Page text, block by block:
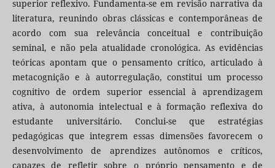
superior reflexivo. Fundamenta-se em revisão narrativa da
literatura, reunindo obras clássicas e contemporâneas de
acordo com sua relevância conceitual e contribuição
seminal, e não pela atualidade cronológica. As evidências
teóricas apontam que o pensamento crítico, articulado à
metacognição e à autorregulação, constitui um processo
cognitivo de ordem superior essencial à aprendizagem
ativa, à autonomia intelectual e à formação reflexiva do
estudante universitário. Conclui-se que estratégias
pedagógicas que integrem essas dimensões favorecem o
desenvolvimento de aprendizes autônomos e críticos,
capazes de refletir sobre o próprio pensamento e de